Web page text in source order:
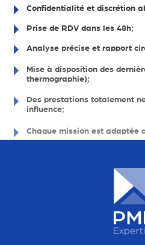
Confidentialité et discrétion
Prise de RDV dans les 48h
Analyse précise et rapport
Mise à disposition des
thermographie)
Des prestations totalement
influence
Chaque mission est adaptée